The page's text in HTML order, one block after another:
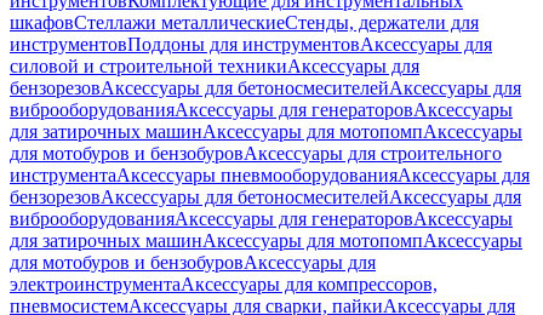
шкафовСтеллажи металлическиеСтенды, держатели для
инструментовПоддоны для инструментовАксессуары для
силовой и строительной техникиАксессуары для
бензорезовАксессуары для бетоносмесителейАксессуары для
виброоборудованияАксессуары для генераторовАксессуары
для затирочных машинАксессуары для мотопомпАксессуары
для мотобуров и бензобуровАксессуары для строительного
инструментаАксессуары пневмооборудованияАксессуары для
бензорезовАксессуары для бетоносмесителейАксессуары для
виброоборудованияАксессуары для генераторовАксессуары
для затирочных машинАксессуары для мотопомпАксессуары
для мотобуров и бензобуровАксессуары для
электроинструментаАксессуары для компрессоров,
пневмосистемАксессуары для сварки, пайкиАксессуары для